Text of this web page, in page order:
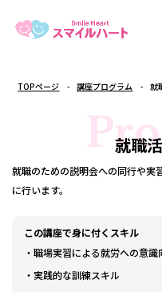
TOPページ 講座プログラム 就
就職
就職のための説明会への同行や実
に行います。
この講座で身に付くスキル
・職場実習による就労への意識
・実践的な訓練スキル